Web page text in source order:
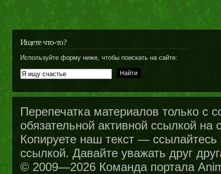
Ищете что-то?
Используйте форму ниже, чтобы поискать на сайте:
Перепечатка материалов только с
обязательной активной ссылкой на
Копируете наш текст —
ссылкой. Давайте уважать друг
© 2009—2026 Команда портала